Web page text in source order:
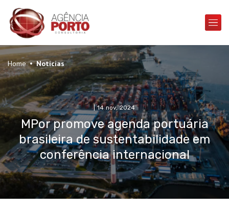
Home Notícias
|14 nov, 2024
MPor promove agenda portuária
brasileira de sustentabilidade em
conferência internacional